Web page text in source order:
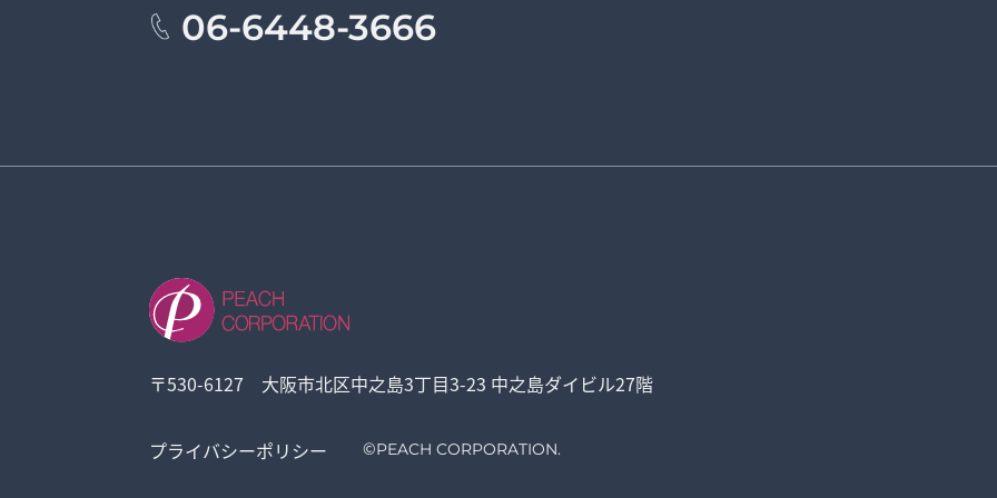
06-6448-3666
〒530-6127 大阪市北区中之島3丁目3-23 中之島ダイビル27階
プライバシーポリシー ©PEACH CORPORATION.